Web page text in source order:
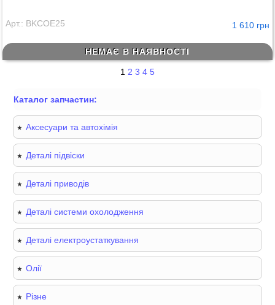
Арт.: BKCOE25 1 610 грн
НЕМАЄ В НАЯВНОСТІ
1 2 3 4 5
Каталог запчастин:
Аксесуари та автохімія
Деталі підвіски
Деталі приводів
Деталі системи охолодження
Деталі електроустаткування
Олії
Різне